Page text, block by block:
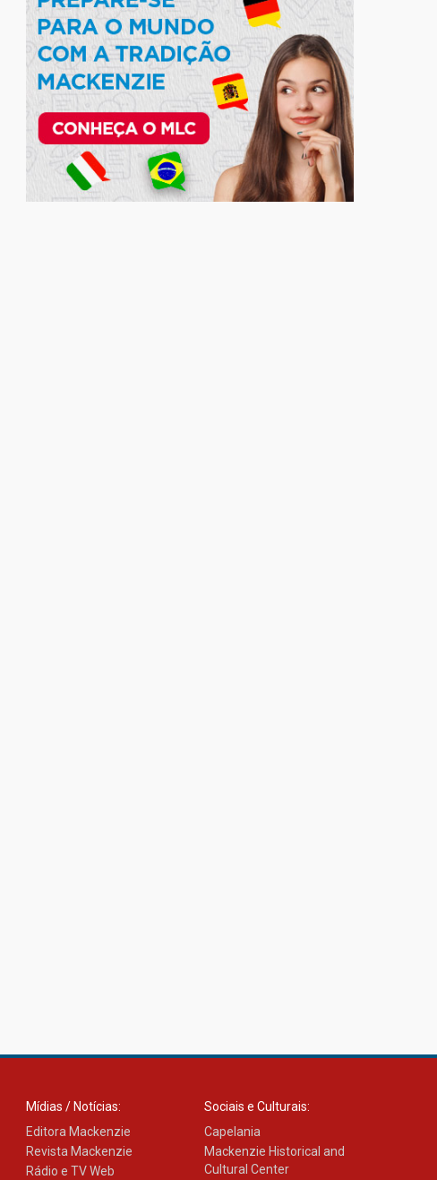
Mídias / Notícias:
Editora Mackenzie
Revista Mackenzie
Rádio e TV Web
Sociais e Culturais:
Capelania
Mackenzie Historical and
Cultural Center